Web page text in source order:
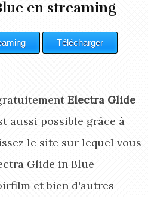
en streaming
Electra Glide
aussi possible grâce à
le site sur lequel vous
Glide in Blue
et bien d'autres